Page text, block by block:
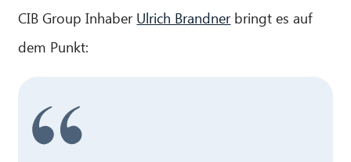
CIB Group Inhaber Ulrich Brandnerbringt es auf
dem Punkt: